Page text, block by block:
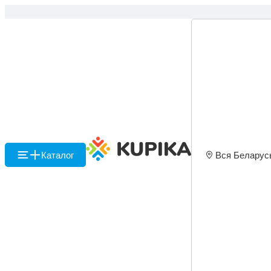
Каталог Вся